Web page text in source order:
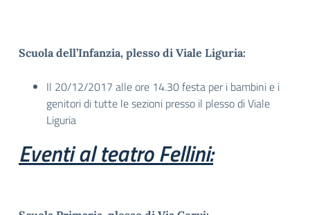
Scuola dell’Infanzia, plesso di Viale Liguria:
Il 20/12/2017 alle ore 14.30 festa per i bambini e i
genitori di tutte le sezioni presso il plesso di Viale
Liguria
Eventi al teatro Fellini: